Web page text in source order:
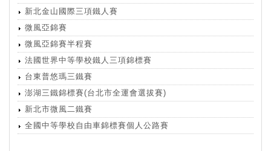
新北金山國際三項鐵人賽
微風亞錦賽
微風亞錦賽半程賽
法國世界中等學校鐵人三項錦標賽
台東普悠瑪三鐵賽
澎湖三鐵錦標賽(台北市全運會選拔賽)
新北市微風二鐵賽
全國中等學校自由車錦標賽個人公路賽